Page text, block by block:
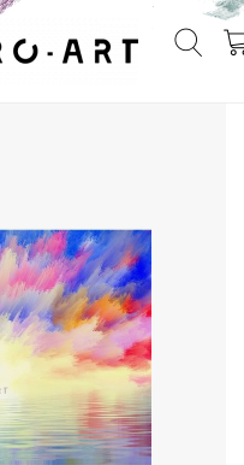
- Print op canvas ,